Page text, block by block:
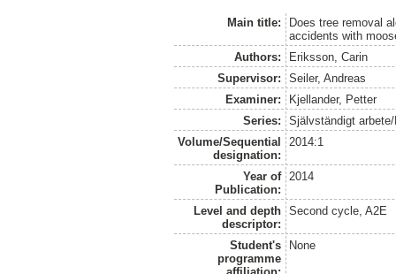
Main title:
Does tree removal
accidents with
Authors:
Eriksson, Carin
Supervisor:
Seiler, Andreas
Examiner:
Kjellander, Petter
Series:
Självständigt
Volume/Sequential
designation:
2014:1
Year of
Publication:
2014
Level and depth
descriptor:
Second cycle, A2E
Student's
programme
None